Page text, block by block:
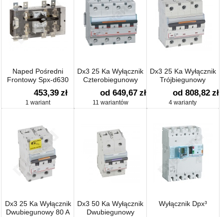
Naped Pośredni
Frontowy Spx-d630
453,39 zł
1 wariant
Dx3 25 Ka Wyłącznik
Czterobiegunowy
od 649,67 zł
11 wariantów
Dx3 25 Ka Wyłącznik
Trójbiegunowy
od 808,82 zł
4 warianty
Dx3 25 Ka Wyłącznik
Dwubiegunowy 80 A
Dx3 50 Ka Wyłącznik
Dwubiegunowy
Wyłącznik Dpx³